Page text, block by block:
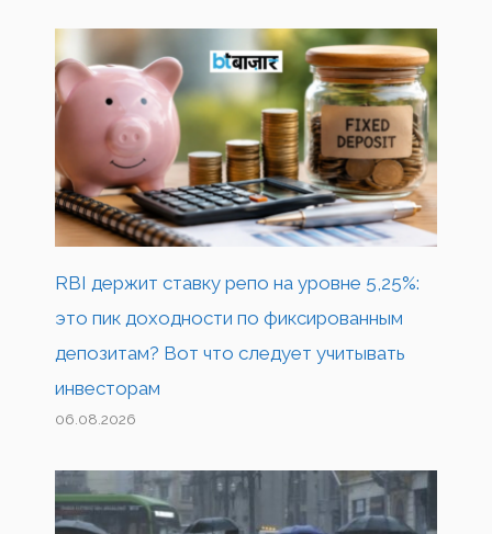
RBI держит ставку репо на уровне 5,25%:
это пик доходности по фиксированным
депозитам? Вот что следует учитывать
инвесторам
06.08.2026